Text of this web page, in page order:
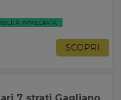
IMMEDIATA
SCOPRI
7 strati Gagliano